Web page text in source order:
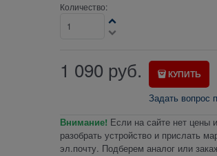
Количество:
1 090 руб. КУПИТЬ
Задать вопрос
Внимание! Если на сайте нет цены
разобрать устройство и прислать
эл.почту. Подберем аналог или